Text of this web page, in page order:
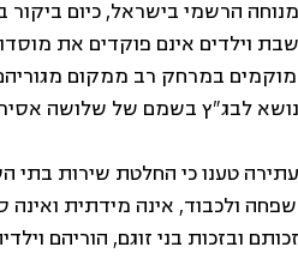
הרשמי בישראל, כיום
וילדים אינם פוקדים את
לבג"ץ בשמם של שלושה
טענו כי החלטת שירות בתי
ולכבוד, אינה מידתית
ובזכות בני זוגם, הוריהם